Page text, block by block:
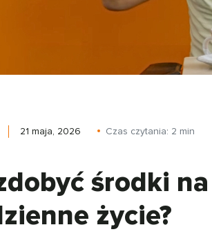
21 maja, 2026 Czas czytania: 2 min
środki
życie?